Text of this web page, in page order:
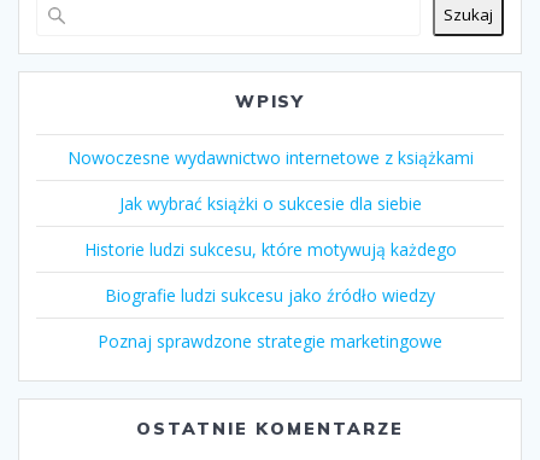
Szukaj
WPISY
Nowoczesne wydawnictwo internetowe z książkami
Jak wybrać książki o sukcesie dla siebie
Historie ludzi sukcesu, które motywują każdego
Biografie ludzi sukcesu jako źródło wiedzy
Poznaj sprawdzone strategie marketingowe
OSTATNIE KOMENTARZE